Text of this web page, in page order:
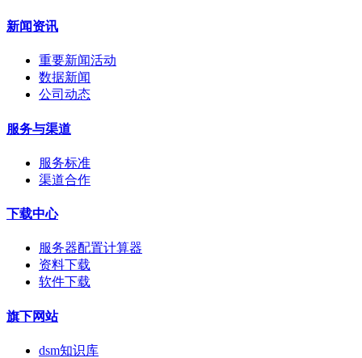
新闻资讯
重要新闻活动
数据新闻
公司动态
服务与渠道
服务标准
渠道合作
下载中心
服务器配置计算器
资料下载
软件下载
旗下网站
dsm知识库